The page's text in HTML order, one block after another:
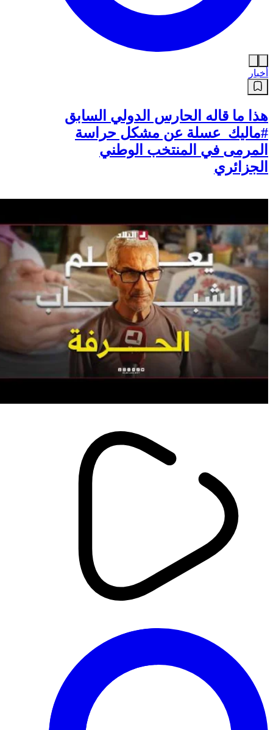
أخبار
هذا ما قاله الحارس الدولي السابق
#ماليك_عسلة عن مشكل حراسة
المرمى في المنتخب الوطني
الجزائري